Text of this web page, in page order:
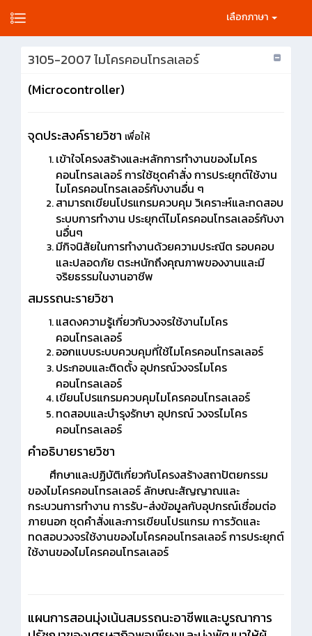
เลือกภาษา
3105-2007 ไมโครคอนโทรลเลอร์
(Microcontroller)
จุดประสงค์รายวิชา เพื่อให้
เข้าใจโครงสร้างและหลักการทำงานของไมโคร
คอนโทรลเลอร์ การใช้ชุดคำสั่ง การประยุกต์ใช้งาน
ไมโครคอนโทรลเลอร์กับงานอื่น ๆ
สามารถเขียนโปรแกรมควบคุม วิเคราะห์และทดสอบ
ระบบการทำงาน ประยุกต์ไมโครคอนโทรลเลอร์กับงา
นอื่นๆ
มีกิจนิสัยในการทำงานด้วยความประณีต รอบคอบ
และปลอดภัย ตระหนักถึงคุณภาพของงานและมี
จริยธรรมในงานอาชีพ
สมรรถนะรายวิชา
แสดงความรู้เกี่ยวกับวงจรใช้งานไมโคร
คอนโทรลเลอร์
ออกแบบระบบควบคุมที่ใช้ไมโครคอนโทรลเลอร์
ประกอบและติดตั้ง อุปกรณ์วงจรไมโคร
คอนโทรลเลอร์
เขียนโปรแกรมควบคุมไมโครคอนโทรลเลอร์
ทดสอบและบำรุงรักษา อุปกรณ์ วงจรไมโคร
คอนโทรลเลอร์
คำอธิบายรายวิชา
ศึกษาและปฏิบัติเกี่ยวกับโครงสร้างสถาปัตยกรรม
ของไมโครคอนโทรลเลอร์ ลักษณะสัญญาณและ
กระบวนการทำงาน การรับ-ส่งข้อมูลกับอุปกรณ์เชื่อมต่อ
ภายนอก ชุดคำสั่งและการเขียนโปรแกรม การวัดและ
ทดสอบวงจรใช้งานของไมโครคอนโทรลเลอร์ การประยุกต์
ใช้งานของไมโครคอนโทรลเลอร์
แผนการสอนมุ่งเน้นสมรรถนะอาชีพและบูรณาการ